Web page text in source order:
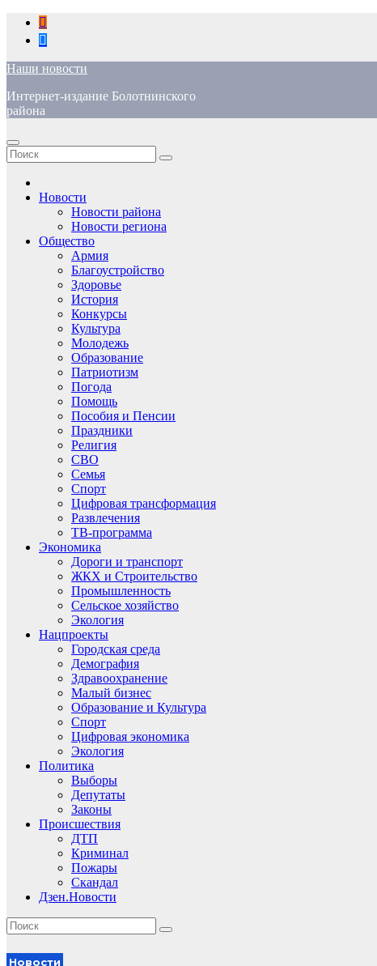
Перейти
содержимому
Наши новости
Интернет-издание Болотнинского
района
Новости
Новости района
Новости региона
Общество
Армия
Благоустройство
Здоровье
История
Конкурсы
Культура
Молодежь
Образование
Патриотизм
Погода
Помощь
Пособия и Пенсии
Праздники
Религия
СВО
Семья
Спорт
Цифровая трансформация
Развлечения
ТВ-программа
Экономика
Дороги и транспорт
ЖКХ и Строительство
Промышленность
Сельское хозяйство
Экология
Нацпроекты
Городская среда
Демография
Здравоохранение
Малый бизнес
Образование и Культура
Спорт
Цифровая экономика
Экология
Политика
Выборы
Депутаты
Законы
Происшествия
ДТП
Криминал
Пожары
Скандал
Дзен.Новости
Новости